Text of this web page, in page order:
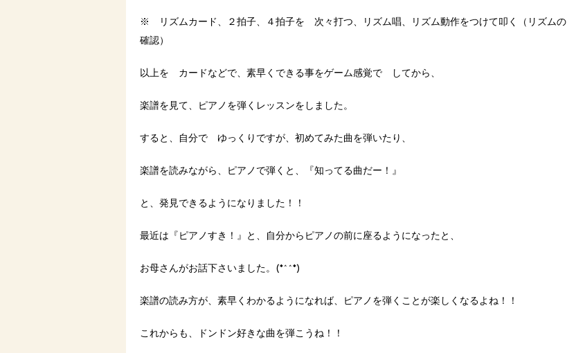
※ リズムカード、２拍子、４拍子を 次々打つ、リズム唱、リズム動作をつけて叩く（リズムの
確認）
以上を カードなどで、素早くできる事をゲーム感覚で してから、
楽譜を見て、ピアノを弾くレッスンをしました。
すると、自分で ゆっくりですが、初めてみた曲を弾いたり、
楽譜を読みながら、ピアノで弾くと、『知ってる曲だー！』
と、発見できるようになりました！！
最近は『ピアノすき！』と、自分からピアノの前に座るようになったと、
お母さんがお話下さいました。(*^^*)
楽譜の読み方が、素早くわかるようになれば、ピアノを弾くことが楽しくなるよね！！
これからも、ドンドン好きな曲を弾こうね！！